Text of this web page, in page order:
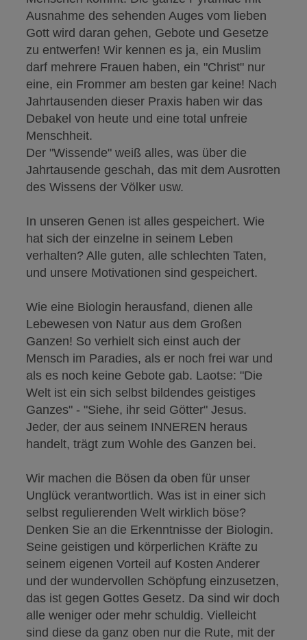
Ausnahme des sehenden Auges vom lieben
Gott wird daran gehen, Gebote und Gesetze
zu entwerfen! Wir kennen es ja, ein Muslim
darf mehrere Frauen haben, ein "Christ" nur
eine, ein Frommer am besten gar keine! Nach
Jahrtausenden dieser Praxis haben wir das
Debakel von heute und eine total unfreie
Menschheit.
Der "Wissende" weiß alles, was über die
Jahrtausende geschah, das mit dem Ausrotten
des Wissens der Völker usw.
In unseren Genen ist alles gespeichert. Wie
hat sich der einzelne in seinem Leben
verhalten? Alle guten, alle schlechten Taten,
und unsere Motivationen sind gespeichert.
Wie eine Biologin herausfand, dienen alle
Lebewesen von Natur aus dem Großen
Ganzen! So verhielt sich einst auch der
Mensch im Paradies, als er noch frei war und
als es noch keine Gebote gab. Laotse: "Die
Welt ist ein sich selbst bildendes geistiges
Ganzes" - "Siehe, ihr seid Götter" Jesus.
Jeder, der aus seinem INNEREN heraus
handelt, trägt zum Wohle des Ganzen bei.
Wir machen die Bösen da oben für unser
Unglück verantwortlich. Was ist in einer sich
selbst regulierenden Welt wirklich böse?
Denken Sie an die Erkenntnisse der Biologin.
Seine geistigen und körperlichen Kräfte zu
seinem eigenen Vorteil auf Kosten Anderer
und der wundervollen Schöpfung einzusetzen,
das ist gegen Gottes Gesetz. Da sind wir doch
alle weniger oder mehr schuldig. Vielleicht
sind diese da ganz oben nur die Rute, mit der